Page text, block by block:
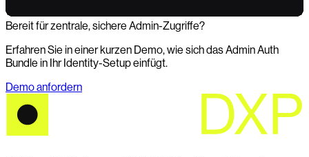
Bereit für zentrale, sichere Admin-Zugriffe?
Erfahren Sie in einer kurzen Demo, wie sich das Admin Auth
Bundle in Ihr Identity-Setup einfügt.
Demo anfordern